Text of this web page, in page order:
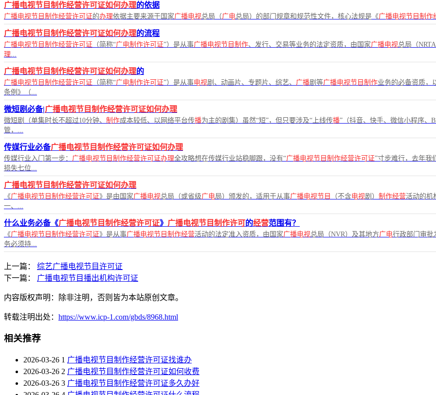
广播电视节目制作经营许可证如何办理的依据
广播电视节目制作经营许可证的办理依据主要来源于国家广播电视总局（广电总局）的部门规章和规范性文件，核心法规是《广播电视节目制作
广播电视节目制作经营许可证如何办理的流程
广播电视节目制作经营许可证 （简称“广电制作许可证”）是从事广播电视节目制作、发行、交易等业务的法定资质，由国家广播电视总局（
理
广播电视节目制作经营许可证如何办理的
广播电视节目制作经营许可证 （简称“广电制作许可证”）是从事电视剧、动画片、专题片、综艺、 广播剧等广播电视节目制作业务的必备资质，
条例》（...
微短剧必备|广播电视节目制作经营许可证如何办理
微短剧（单集时长不超过10分钟、 制作成本较低、以网络平台传播为主的剧集）虽然“短”，但只要涉及“上线传播”（抖音、快手、微信小程序、
管，...
传媒行业必备广播电视节目制作经营许可证如何办理
传媒行业入门第一步： 广播电视节目制作经营许可证办理全攻略想在传媒行业站稳脚跟，没有“广播电视节目制作经营许可证”寸步难行，去年我
损失七位...
广播电视节目制作经营许可证如何办理
《广播电视节目制作经营许可证》是由国家广播电视总局（或省级广电局）颁发的，适用于从事广播电视节目 （不含电视剧） 制作经营活动的机
一、...
什么业务必备《广播电视节目制作经营许可证》 广播电视节目制作许可的经营范围有？
《广播电视节目制作经营许可证》是从事广播电视节目制作经营活动的法定准入资质，由国家广播电视总局（NVR）及其地方广电行政部门审批
务必须持...
上一篇：
综艺广播电视节目许可证
下一篇：
广播电视节目播出机构许可证
内容版权声明：除非注明，否则皆为本站原创文章。
转载注明出处： https://www.icp-1.com/gbds/8968.html
相关推荐
2026-03-26 1 广播电视节目制作经营许可证找谁办
2026-03-26 2 广播电视节目制作经营许可证如何收费
2026-03-26 3 广播电视节目制作经营许可证多久办好